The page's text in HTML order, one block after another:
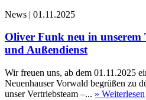
News | 01.11.2025
Oliver Funk neu in unserem
und Außendienst
Wir freuen uns, ab dem 01.11.2025
Neuenhauser Vorwald begrüßen zu
unser Vertriebsteam –... » Weiterlesen